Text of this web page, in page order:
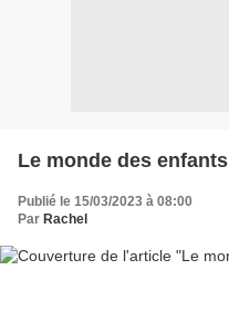
Le monde des enfants
Publié le 15/03/2023 à 08:00
Par Rachel